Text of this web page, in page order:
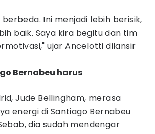
Ini menjadi lebih berisik,
baik. Saya kira begitu dan tim
ujar Ancelotti dilansir
Bernabeu harus
Jude Bellingham, merasa
energi di Santiago Bernabeu
dia sudah mendengar